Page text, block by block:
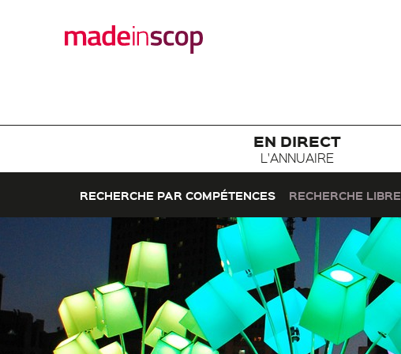
EN DIRECT
L'ANNUAIRE
RECHERCHE PAR COMPÉTENCES RECHERCHE LIBRE